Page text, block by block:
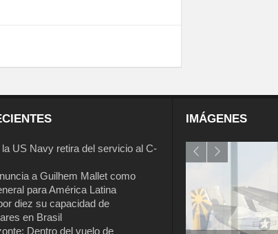
US Navy retira del servicio al C-
a Guilhem Mallet como
para América Latina
diez su capacidad de
en Brasil
Dentro del vuelo de
IMÁGENES